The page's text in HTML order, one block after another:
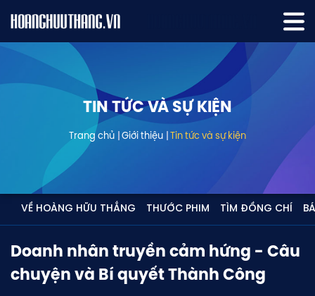
TIN TỨC VÀ SỰ KIỆN
Trang chủ Giới thiệu Tin tức và sự kiện
VỀ HOÀNG HỮU THẮNG THƯỚC PHIM TÌM ĐỒNG CHÍ
Doanh nhân truyền cảm hứng - Câu
chuyện và Bí quyết Thành Công